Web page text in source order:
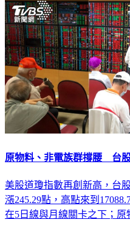
原物料、非電族群撐腰 台
美股道瓊指數再創新高，台
漲245.29點，高點來到
在5日線與月線關卡之下；原